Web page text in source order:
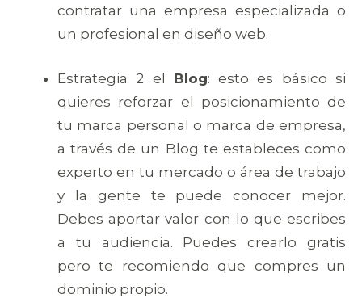
contratar una empresa especializada o
un profesional en diseño web.
Estrategia 2 el Blog: esto es básico si
quieres reforzar el posicionamiento de
tu marca personal o marca de empresa,
a través de un Blog te estableces como
experto en tu mercado o área de trabajo
y la gente te puede conocer mejor.
Debes aportar valor con lo que escribes
a tu audiencia. Puedes crearlo gratis
pero te recomiendo que compres un
dominio propio.